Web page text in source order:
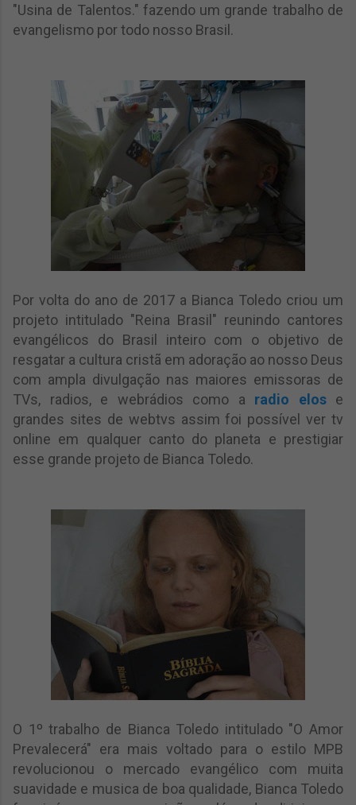
"Usina de Talentos." fazendo um grande trabalho de
evangelismo por todo nosso Brasil.
Por volta do ano de 2017 a Bianca Toledo criou um
projeto intitulado "Reina Brasil" reunindo cantores
evangélicos do Brasil inteiro com o objetivo de
resgatar a cultura cristã em adoração ao nosso Deus
com ampla divulgação nas maiores emissoras de
TVs, radios, e webrádios como a radio elose
grandes sites de webtvs assim foi possível ver tv
online em qualquer canto do planeta e prestigiar
esse grande projeto de Bianca Toledo.
O 1º trabalho de Bianca Toledo intitulado "O Amor
Prevalecerá" era mais voltado para o estilo MPB
revolucionou o mercado evangélico com muita
suavidade e musica de boa qualidade, Bianca Toledo